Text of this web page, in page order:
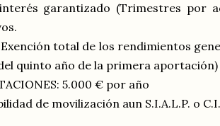
interés garantizado (Trimestres por
Exención total de los rendimientos
quinto año de la primera aportación)
5.000 € por año
de movilización aun S.I.A.L.P. o